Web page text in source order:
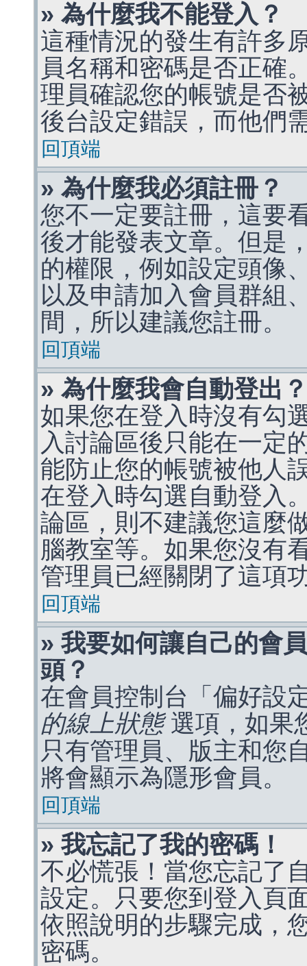
» 為什麼我不能登入？
這種情況的發生有許多
員名稱和密碼是否正確
理員確認您的帳號是否
後台設定錯誤，而他們
回頂端
» 為什麼我必須註冊？
您不一定要註冊，這要
後才能發表文章。但是
的權限，例如設定頭像
以及申請加入會員群組
間，所以建議您註冊。
回頂端
» 為什麼我會自動登出？
如果您在登入時沒有勾
入討論區後只能在一定
能防止您的帳號被他人
在登入時勾選自動登入
論區，則不建議您這麼
腦教室等。如果您沒有
管理員已經關閉了這項
回頂端
» 我要如何讓自己的會
頭？
在會員控制台「偏好設
的線上狀態選項，如果
只有管理員、版主和您
將會顯示為隱形會員。
回頂端
» 我忘記了我的密碼！
不必慌張！當您忘記了
設定。只要您到登入頁
依照說明的步驟完成，
密碼。